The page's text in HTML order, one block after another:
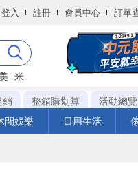
登入 註冊 會員中心 訂單
米
銷
整箱購划算 活動總覽
閒娛樂
日用生活